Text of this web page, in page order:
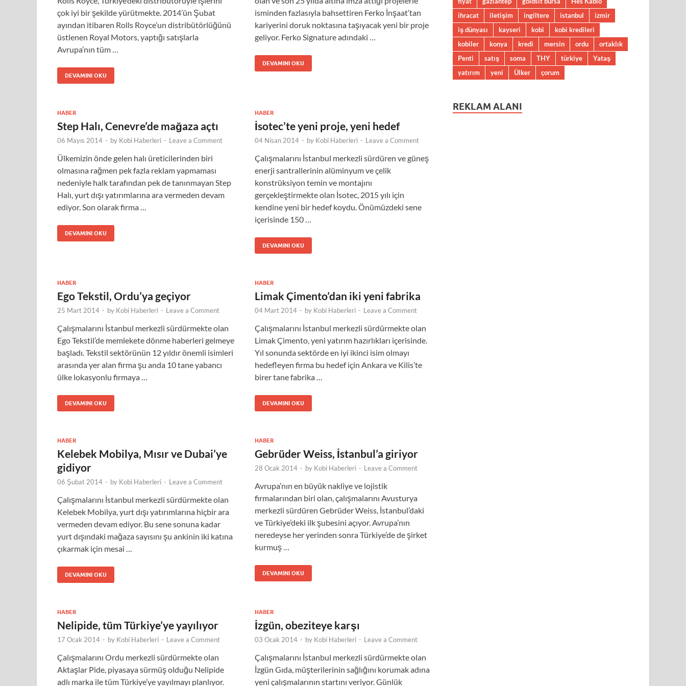
çok iyi bir şekilde yürütmekte. 2014’ün Şubat
ayından itibaren Rolls Royce’un distribütörlüğünü
üstlenen Royal Motors, yaptığı satışlarla
Avrupa’nın tüm …
DEVAMINI OKU
isminden fazlasıyla bahsettiren Ferko İnşaat’tan
kariyerini doruk noktasına taşıyacak yeni bir proje
geliyor. Ferko Signature adındaki …
DEVAMINI OKU
HABER
Step Halı, Cenevre’de mağaza açtı
06 Mayıs 2014 - by Kobi Haberleri - Leave a Comment
Ülkemizin önde gelen halı üreticilerinden biri
olmasına rağmen pek fazla reklam yapmaması
nedeniyle halk tarafından pek de tanınmayan Step
Halı, yurt dışı yatırımlarına ara vermeden devam
ediyor. Son olarak firma …
DEVAMINI OKU
HABER
İsotec’te yeni proje, yeni hedef
04 Nisan 2014 - by Kobi Haberleri - Leave a Comment
Çalışmalarını İstanbul merkezli sürdüren ve güneş
enerji santrallerinin alüminyum ve çelik
konstrüksiyon temin ve montajını
gerçekleştirmekte olan İsotec, 2015 yılı için
kendine yeni bir hedef koydu. Önümüzdeki sene
içerisinde 150 …
DEVAMINI OKU
HABER
Ego Tekstil, Ordu’ya geçiyor
25 Mart 2014 - by Kobi Haberleri - Leave a Comment
Çalışmalarını İstanbul merkezli sürdürmekte olan
Ego Tekstil’de memlekete dönme haberleri gelmeye
başladı. Tekstil sektörünün 12 yıldır önemli isimleri
arasında yer alan firma şu anda 10 tane yabancı
ülke lokasyonlu firmaya …
DEVAMINI OKU
HABER
Limak Çimento’dan iki yeni fabrika
04 Mart 2014 - by Kobi Haberleri - Leave a Comment
Çalışmalarını İstanbul merkezli sürdürmekte olan
Limak Çimento, yeni yatırım hazırlıkları içerisinde.
Yıl sonunda sektörde en iyi ikinci isim olmayı
hedefleyen firma bu hedef için Ankara ve Kilis’te
birer tane fabrika …
DEVAMINI OKU
HABER
Kelebek Mobilya, Mısır ve Dubai’ye
gidiyor
06 Şubat 2014 - by Kobi Haberleri - Leave a Comment
Çalışmalarını İstanbul merkezli sürdürmekte olan
Kelebek Mobilya, yurt dışı yatırımlarına hiçbir ara
vermeden devam ediyor. Bu sene sonuna kadar
yurt dışındaki mağaza sayısını şu ankinin iki katına
çıkarmak için mesai …
DEVAMINI OKU
HABER
Gebrüder Weiss, İstanbul’a giriyor
28 Ocak 2014 - by Kobi Haberleri - Leave a Comment
Avrupa’nın en büyük nakliye ve lojistik
firmalarından biri olan, çalışmalarını Avusturya
merkezli sürdüren Gebrüder Weiss, İstanbul’daki
ve Türkiye’deki ilk şubesini açıyor. Avrupa’nın
neredeyse her yerinden sonra Türkiye’de de şirket
kurmuş …
DEVAMINI OKU
HABER
Nelipide, tüm Türkiye’ye yayılıyor
17 Ocak 2014 - by Kobi Haberleri - Leave a Comment
Çalışmalarını Ordu merkezli sürdürmekte olan
Aktaşlar Pide, piyasaya sürmüş olduğu Nelipide
adlı marka ile tüm Türkiye’ye yayılmayı planlıyor.
HABER
İzgün, obeziteye karşı
03 Ocak 2014 - by Kobi Haberleri - Leave a Comment
Çalışmalarını İstanbul merkezli sürdürmekte olan
İzgün Gıda, müşterilerinin sağlığını korumak adına
yeni çalışmalarının startını veriyor. Günlük
ihracat
iletişim ingiltere istanbul
izmir
iş dünyası
kayseri kobi
kobi kredileri
kobiler
konya kredi mersin ordu
ortaklık
Penti
satış soma THY türkiye
Yataş
yatırım
yeni Ülker çorum
REKLAM ALANI